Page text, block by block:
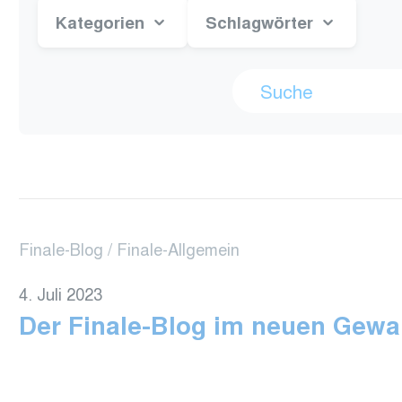
Kategorien Schlagwörter
nach
Finale-Blog
Finale-Allgemein
4. Juli 2023
Der Finale-Blog im neuen